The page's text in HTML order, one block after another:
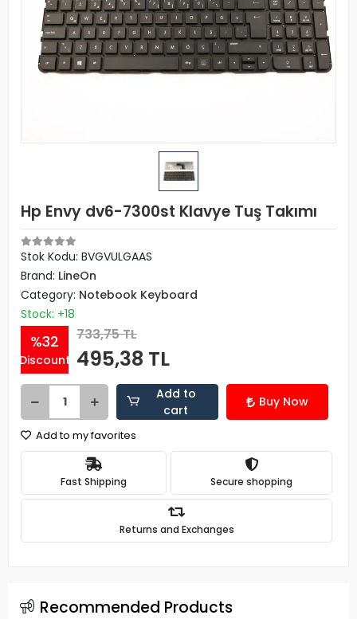
Hp Envy dv6-7300st Klavye Tuş Takımı
Stok Kodu: BVGVULGAAS
Brand: LineOn
Category: Notebook Keyboard
Stock: +18
%32
Discount
733,75 TL
495,38 TL
Add to
cart
Buy Now
Add to my favorites
Fast Shipping Secure shopping
Returns and Exchanges
Recommended Products